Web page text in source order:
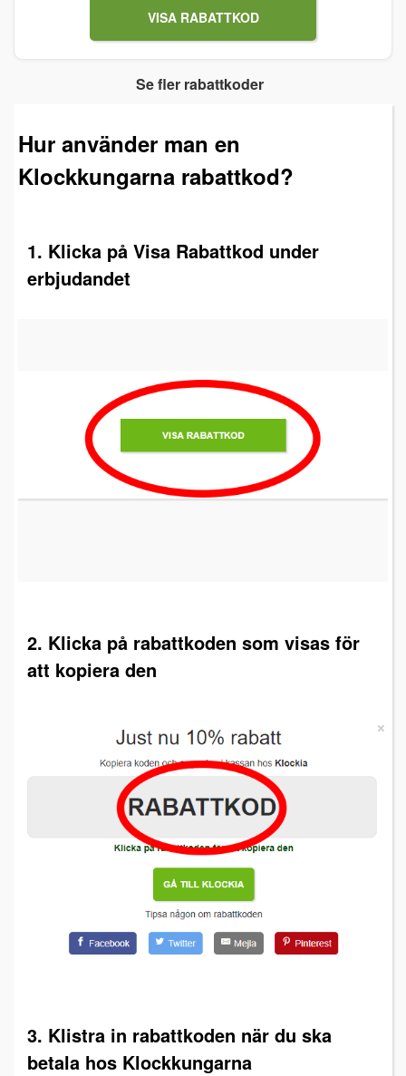
VISA RABATTKOD
Se fler rabattkoder
Hur använder man en
Klockkungarna rabattkod?
1. Klicka på Visa Rabattkod under
erbjudandet
2. Klicka på rabattkoden som visas för
att kopiera den
3. Klistra in rabattkoden när du ska
betala hos Klockkungarna